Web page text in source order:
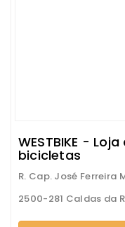
WESTBIKE -
bicicletas
R. Cap. José Ferreira
2500-281 Caldas da